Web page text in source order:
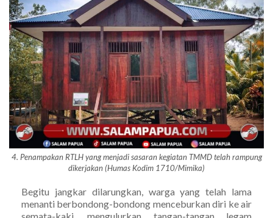
4. Penampakan RTLH yang menjadi sasaran kegiatan TMMD telah rampung
dikerjakan (Humas Kodim 1710/Mimika)
Begitu jangkar dilarungkan, warga yang telah lama
menanti berbondong-bondong menceburkan diri ke air